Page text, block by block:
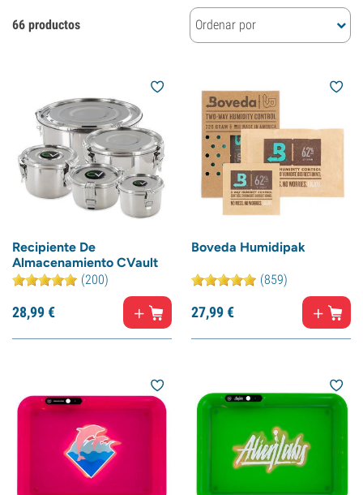
66 productos Ordenar por
Recipiente De
Almacenamiento CVault
(200)
28,99€
Boveda Humidipak
(859)
27,99€